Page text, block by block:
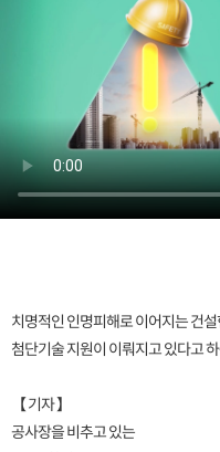
치명적인 인명피해로 이어지는 건
첨단기술 지원이 이뤄지고 있다고
【 기자 】
공사장을 비추고 있는